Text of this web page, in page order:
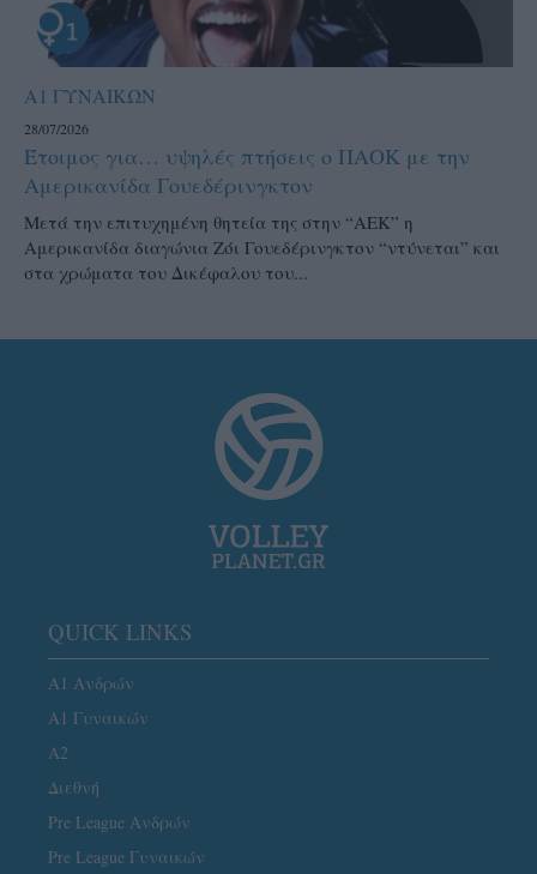
Α1 ΓΥΝΑΙΚΩΝ
28/07/2026
Έτοιμος για… υψηλές πτήσεις ο ΠΑΟΚ με την
Αμερικανίδα Γουεδέρινγκτον
Μετά την επιτυχημένη θητεία της στην “ΑΕΚ” η
Αμερικανίδα διαγώνια Ζόι Γουεδέρινγκτον “ντύνεται” και
στα χρώματα του Δικέφαλου του...
QUICK LINKS
Α1 Ανδρών
Α1 Γυναικών
A2
Διεθνή
Pre League Ανδρών
Pre League Γυναικών